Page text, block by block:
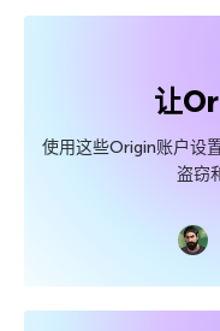
让
使用这些Origin账户设
盗窃